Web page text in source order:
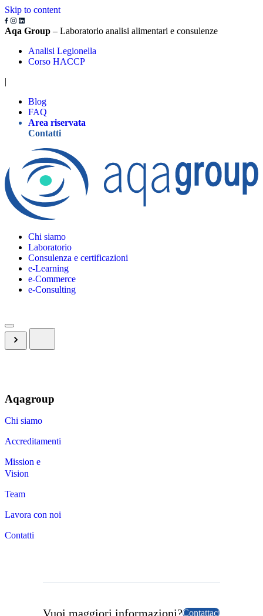
Skip to content
Aqa Group – Laboratorio analisi alimentari e consulenze
Analisi Legionella
Corso HACCP
|
Blog
FAQ
Area riservata
Contatti
Chi siamo
Laboratorio
Consulenza e certificazioni
e-Learning
e-Commerce
e-Consulting
Aqagroup
Chi siamo
Accreditamenti
Mission e
Vision
Team
Lavora con noi
Contatti
Vuoi maggiori informazioni?Contattaci